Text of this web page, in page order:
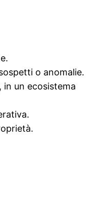
o anomalie.
in un ecosistema